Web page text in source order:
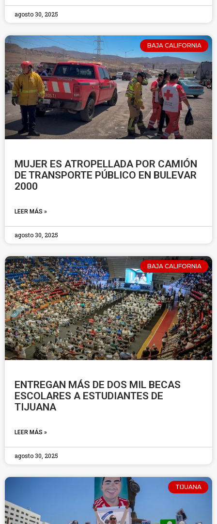
agosto 30, 2025
BAJA CALIFORNIA
MUJER ES ATROPELLADA POR CAMIÓN
DE TRANSPORTE PÚBLICO EN BULEVAR
2000
LEER MÁS »
agosto 30, 2025
BAJA CALIFORNIA
ENTREGAN MÁS DE DOS MIL BECAS
ESCOLARES A ESTUDIANTES DE
TIJUANA
LEER MÁS »
agosto 30, 2025
TIJUANA